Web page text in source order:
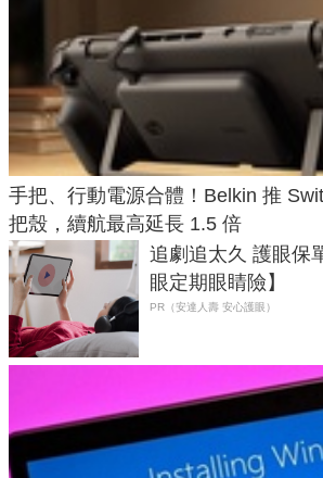
手把、行動電源合體！Belkin 推
把殼，續航最高延長 1.5 倍
追劇追太久 護眼保
眼定期眼睛險】
PR（安達人壽 安心護眼）